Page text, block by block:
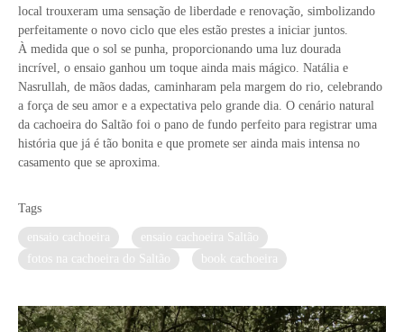
local trouxeram uma sensação de liberdade e renovação, simbolizando
perfeitamente o novo ciclo que eles estão prestes a iniciar juntos.
À medida que o sol se punha, proporcionando uma luz dourada
incrível, o ensaio ganhou um toque ainda mais mágico. Natália e
Nasrullah, de mãos dadas, caminharam pela margem do rio, celebrando
a força de seu amor e a expectativa pelo grande dia. O cenário natural
da cachoeira do Saltão foi o pano de fundo perfeito para registrar uma
história que já é tão bonita e que promete ser ainda mais intensa no
casamento que se aproxima.
Tags
ensaio cachoeira
ensaio cachoeira Saltão
fotos na cachoeira do Saltão
book cachoeira